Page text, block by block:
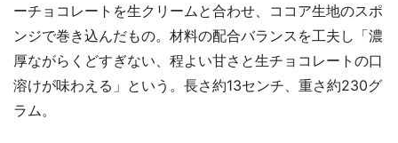
ーチョコレートを生クリームと合わせ、ココア生地のスポ
ンジで巻き込んだもの。材料の配合バランスを工夫し「濃
厚ながらくどすぎない、程よい甘さと生チョコレートの口
溶けが味わえる」という。長さ約13センチ、重さ約230グ
ラム。